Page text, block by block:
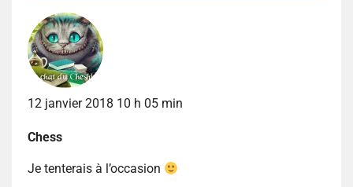
12 janvier 2018 10 h 05 min
Chess
Je tenterais à l’occasion